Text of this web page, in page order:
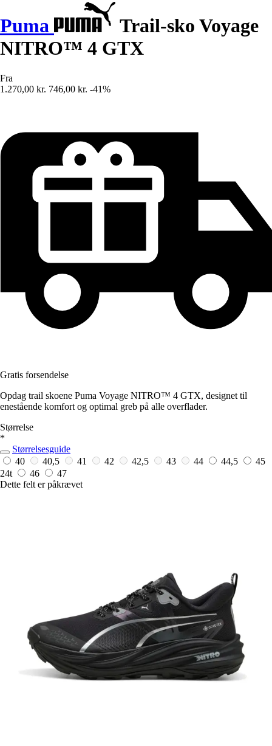
Puma
Trail-sko Voyage
NITRO™ 4 GTX
Fra
1.270,00 kr. 746,00 kr. -41%
Gratis forsendelse
Opdag trail skoene Puma Voyage NITRO™ 4 GTX, designet til
enestående komfort og optimal greb på alle overflader.
Størrelse
*
Størrelsesguide
40
40,5 41 42 42,5 43 44 44,5
45
24t
46
47
Dette felt er påkrævet